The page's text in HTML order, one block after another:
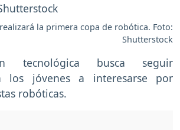
la primera copa de robótica. Foto:
Shutterstock
tecnológica busca seguir
los jóvenes a interesarse por
robóticas.